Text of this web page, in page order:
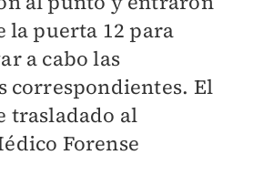
la puerta 12 para
a cabo las
correspondientes. El
trasladado al
Forense